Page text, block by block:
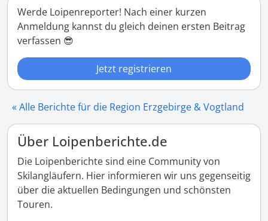
Werde Loipenreporter! Nach einer kurzen
Anmeldung kannst du gleich deinen ersten Beitrag
verfassen 😎
Jetzt registrieren
« Alle Berichte für die Region Erzgebirge & Vogtland
Über Loipenberichte.de
Die Loipenberichte sind eine Community von
Skilangläufern. Hier informieren wir uns gegenseitig
über die aktuellen Bedingungen und schönsten
Touren.